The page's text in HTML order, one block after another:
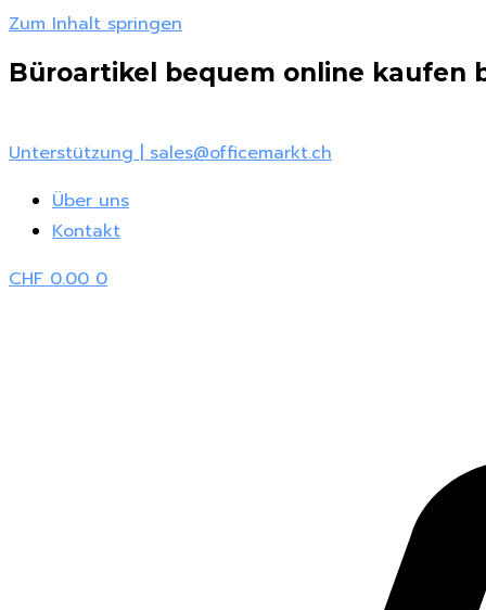
Zum Inhalt springen
Büroartikel bequem online kaufen
Unterstützung | sales@officemarkt.ch
Über uns
Kontakt
CHF0.00 0